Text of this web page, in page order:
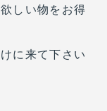
しい物をお得
に来て下さい